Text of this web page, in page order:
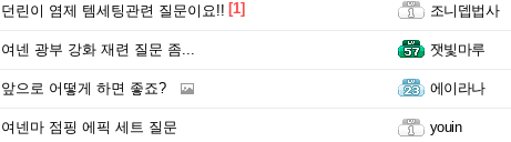
던린이 염제 템세팅관련 질문이요!! [1] 조니뎁법사
여넨 광부 강화 재련 질문 좀... 잿빛마루
앞으로 어떻게 하면 좋죠? 에이라나
여넨마 점핑 에픽 세트 질문 youin